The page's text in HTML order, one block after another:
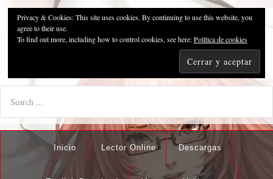
Pzykosis666HFansub
"I'm the best there is at what I do, but what I do best isn't very
Inicio Lector Online Descargas
Privacy & Cookies: This site uses cookies. By continuing to use this website, you
agree to their use.
To find out more, including how to control cookies, see here:Política de cookies